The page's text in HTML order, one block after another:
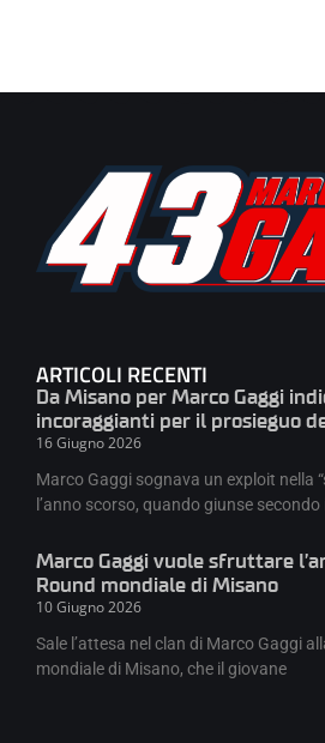
ARTICOLI RECENTI
Da Misano per Marco Gaggi
incoraggianti per il prosieguo
16 Giugno 2026
Marco Gaggi sognava un exploit nella
l’anno scorso, quando giunse
Marco Gaggi vuole sfruttare
Round mondiale di Misano
10 Giugno 2026
Sale l’attesa nel clan di Marco Gaggi
mondiale di Misano, che il giovane